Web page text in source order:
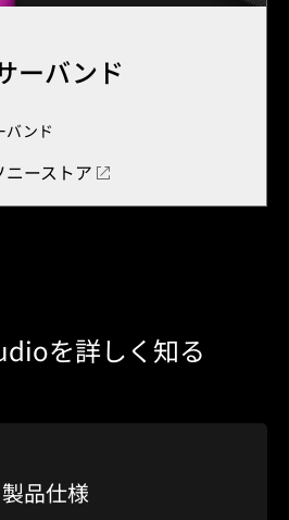
ーバンド
バンド
ニーストア
を詳しく知る
製品仕様